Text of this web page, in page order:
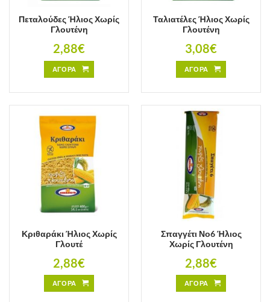
Πεταλούδες Ήλιος Χωρίς
Γλουτένη
2,88€
ΑΓΟΡΑ
Ταλιατέλες Ήλιος Χωρίς
Γλουτένη
3,08€
ΑΓΟΡΑ
Κριθαράκι Ήλιος Χωρίς
Γλουτέ
2,88€
ΑΓΟΡΑ
Σπαγγέτι Νο6 Ήλιος
Χωρίς Γλουτένη
2,88€
ΑΓΟΡΑ